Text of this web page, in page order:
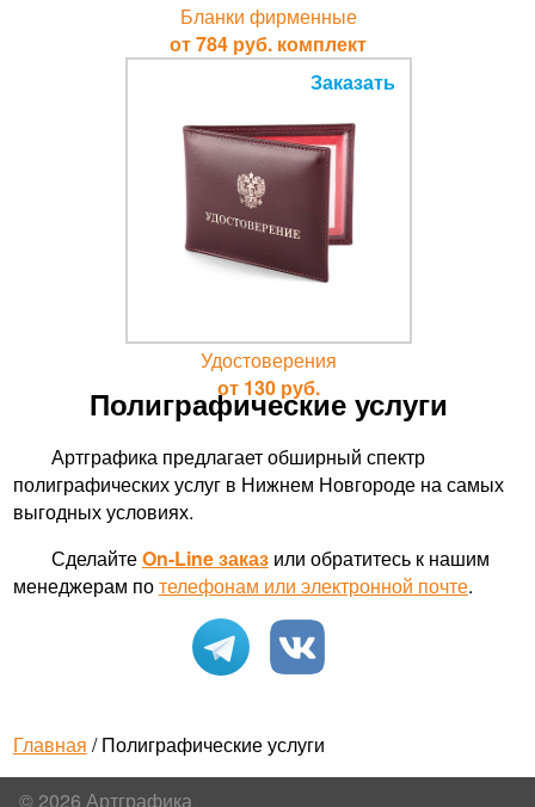
Бланки фирменные
от 784 руб. комплект
Удостоверения
от 130 руб.
Заказать
Полиграфические услуги
Артграфика предлагает обширный спектр
полиграфических услуг в Нижнем Новгороде на самых
выгодных условиях.
СделайтеOn-Line заказили обратитесь к нашим
менеджерам потелефонам или электронной почте.
Главная / Полиграфические услуги
© 2026 Артграфика